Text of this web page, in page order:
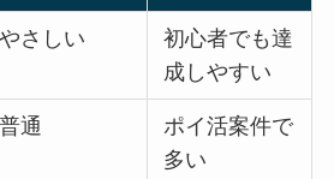
やさしい
初心者でも達
成しやすい
普通
ポイ活案件で
多い